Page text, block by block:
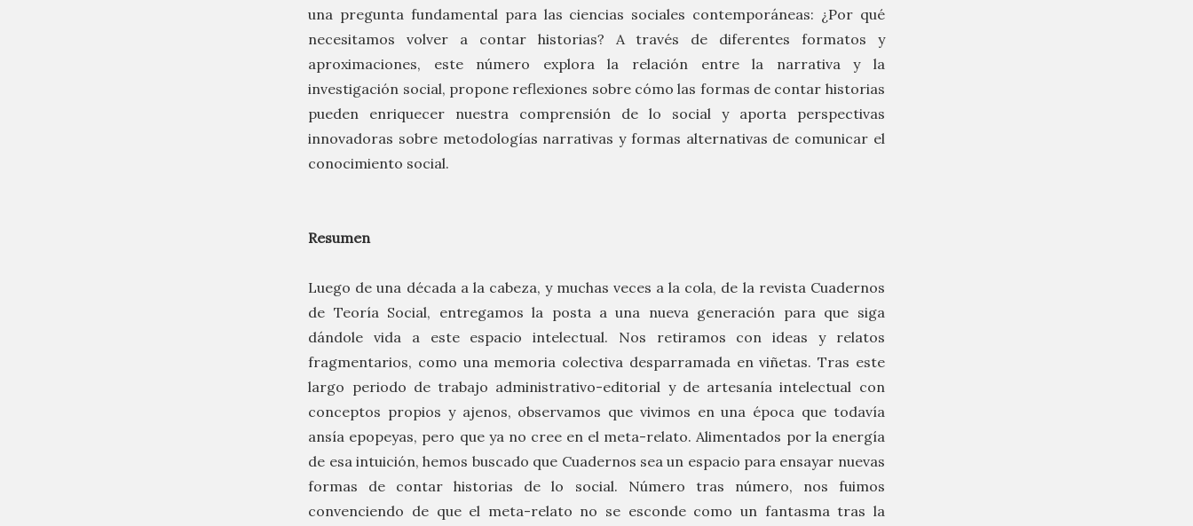
una pregunta fundamental para las ciencias sociales contemporáneas: ¿Por qué
necesitamos volver a contar historias? A través de diferentes formatos y
aproximaciones, este número explora la relación entre la narrativa y la
investigación social, propone reflexiones sobre cómo las formas de contar historias
pueden enriquecer nuestra comprensión de lo social y aporta perspectivas
innovadoras sobre metodologías narrativas y formas alternativas de comunicar el
conocimiento social.
Resumen
Luego de una década a la cabeza, y muchas veces a la cola, de la revista Cuadernos
de Teoría Social, entregamos la posta a una nueva generación para que siga
dándole vida a este espacio intelectual. Nos retiramos con ideas y relatos
fragmentarios, como una memoria colectiva desparramada en viñetas. Tras este
largo periodo de trabajo administrativo-editorial y de artesanía intelectual con
conceptos propios y ajenos, observamos que vivimos en una época que todavía
ansía epopeyas, pero que ya no cree en el meta-relato. Alimentados por la energía
de esa intuición, hemos buscado que Cuadernos sea un espacio para ensayar nuevas
formas de contar historias de lo social. Número tras número, nos fuimos
convenciendo de que el meta-relato no se esconde como un fantasma tras la